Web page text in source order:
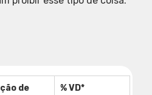
de
% VD*